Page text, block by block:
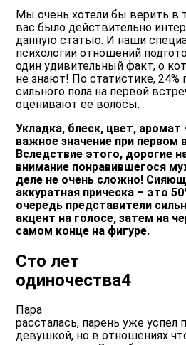
Мы очень хотели бы верить в
вас было действительно
данную статью. И наши
психологии отношений
один удивительный факт, о
не знают! По статистике, 24%
сильного пола на первой
оценивают ее волосы.
Укладка, блеск, цвет, аромат
важное значение при первом
Вследствие этого, дорогие
внимание понравившегося
деле не очень сложно!
аккуратная прическа – это
очередь представители
акцент на голосе, затем на
самом конце на фигуре.
Сто лет
одиночества4
Пара
рассталась, парень уже успел
девушкой, но в отношениях